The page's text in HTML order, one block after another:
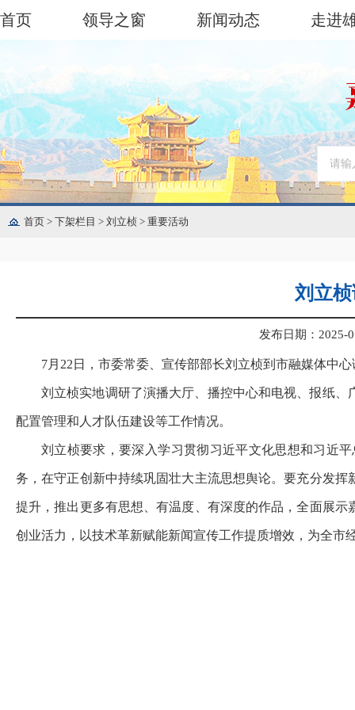
首页 领导之窗 新闻动态 走进
首页 > 下架栏目 > 刘立桢 > 重要活动
刘立
发布日期：2025-
7月22日，市委常委、宣传部部长刘立桢到市融媒体中
刘立桢实地调研了演播大厅、播控中心和电视、报纸
配置管理和人才队伍建设等工作情况。
刘立桢要求，要深入学习贯彻习近平文化思想和习近
务，在守正创新中持续巩固壮大主流思想舆论。要充分发
提升，推出更多有思想、有温度、有深度的作品，全面展
创业活力，以技术革新赋能新闻宣传工作提质增效，为全市